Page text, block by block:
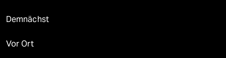
Demnächst
Vor Ort